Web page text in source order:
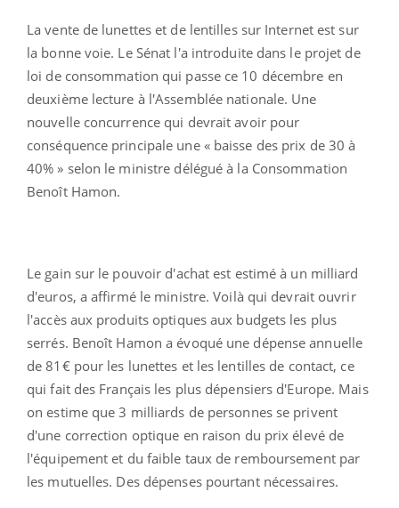
La vente de lunettes et de lentilles sur Internet est sur
la bonne voie. Le Sénat l'a introduite dans le projet de
loi de consommation qui passe ce 10 décembre en
deuxième lecture à l'Assemblée nationale. Une
nouvelle concurrence qui devrait avoir pour
conséquence principale une « baisse des prix de 30 à
40% » selon le ministre délégué à la Consommation
Benoît Hamon.
Le gain sur le pouvoir d'achat est estimé à un milliard
d'euros, a affirmé le ministre. Voilà qui devrait ouvrir
l'accès aux produits optiques aux budgets les plus
serrés. Benoît Hamon a évoqué une dépense annuelle
de 81€ pour les lunettes et les lentilles de contact, ce
qui fait des Français les plus dépensiers d'Europe. Mais
on estime que 3 milliards de personnes se privent
d'une correction optique en raison du prix élevé de
l'équipement et du faible taux de remboursement par
les mutuelles. Des dépenses pourtant nécessaires.